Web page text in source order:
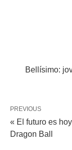
Bellísimo:
PREVIOUS
« El futuro es
Dragon Ball